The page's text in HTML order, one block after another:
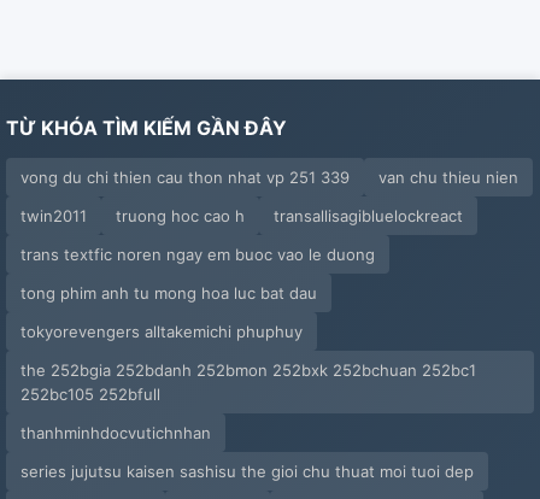
TỪ KHÓA TÌM KIẾM GẦN ĐÂY
vong du chi thien cau thon nhat vp 251 339
van chu thieu nien
twin2011
truong hoc cao h
transallisagibluelockreact
trans textfic noren ngay em buoc vao le duong
tong phim anh tu mong hoa luc bat dau
tokyorevengers alltakemichi phuphuy
the 252bgia 252bdanh 252bmon 252bxk 252bchuan 252bc1
252bc105 252bfull
thanhminhdocvutichnhan
series jujutsu kaisen sashisu the gioi chu thuat moi tuoi dep